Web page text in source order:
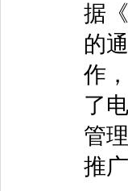
据
的
作
了
管
推